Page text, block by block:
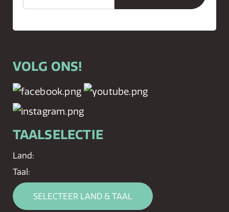
VOLG ONS!
TAALSELECTIE
Land:
Taal:
SELECTEER LAND & TAAL